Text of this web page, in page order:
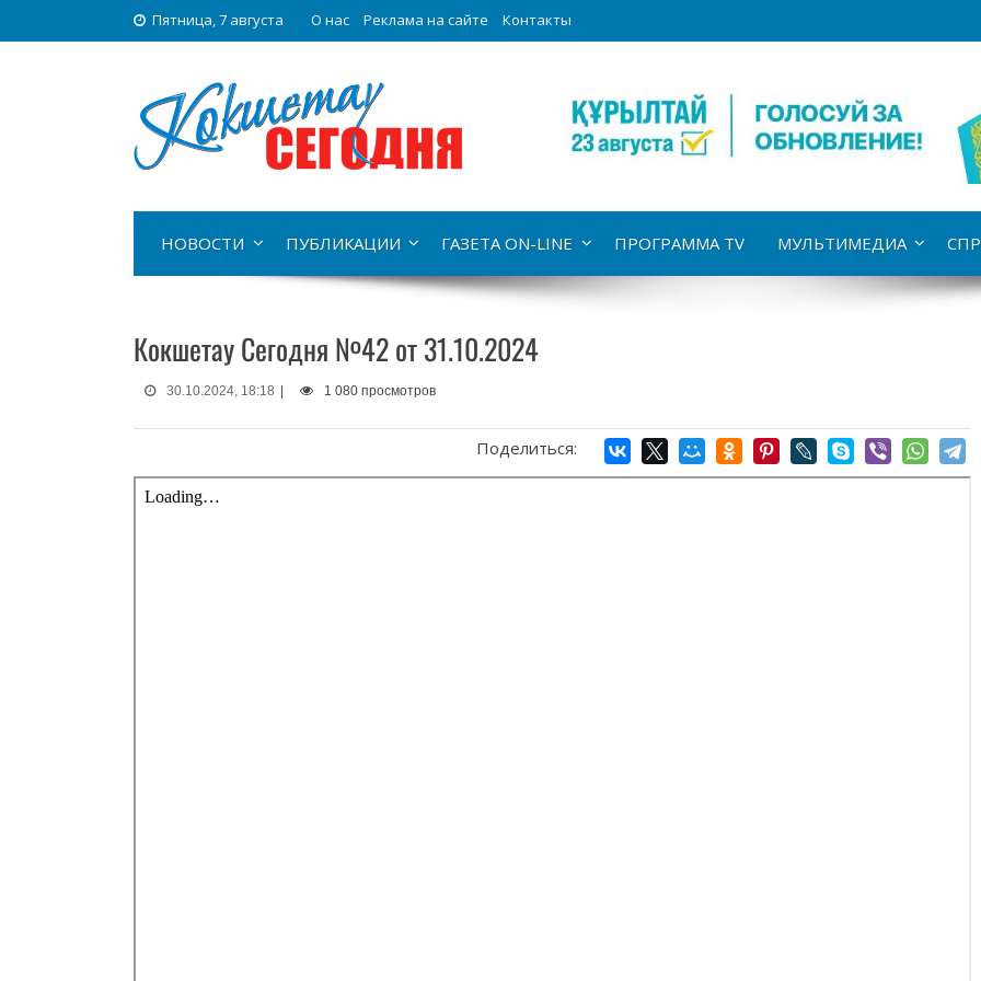
Пятница, 7 августа О нас Реклама на сайте Контакты
НОВОСТИ ПУБЛИКАЦИИ ГАЗЕТА ON-LINE ПРОГРАММА TV МУЛЬТИМЕДИА
Кокшетау Сегодня №42 от 31.10.2024
30.10.2024, 18:18 | 1 080 просмотров
Поделиться: